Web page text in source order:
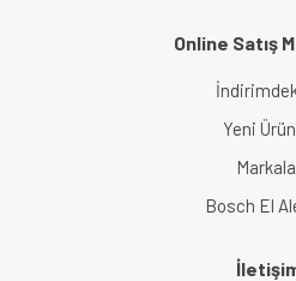
Online Satış
Yeni
Bosch El